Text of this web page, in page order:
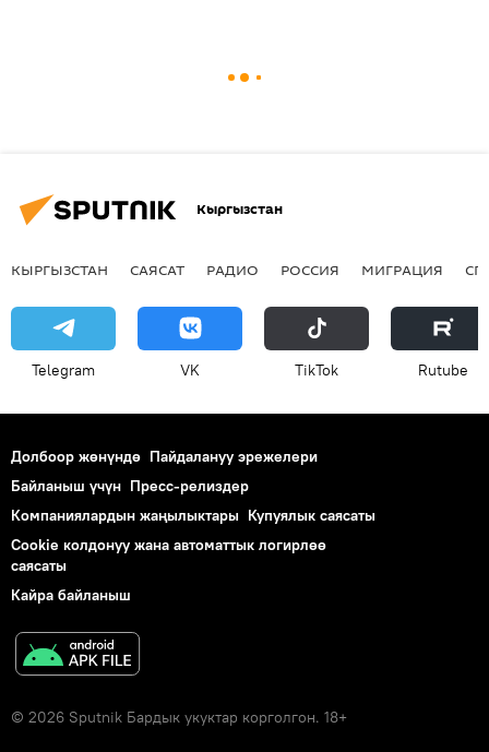
Кыргызстан
КЫРГЫЗСТАН САЯСАТ РАДИО РОССИЯ МИГРАЦИЯ
Telegram VK ТikТоk Rutube
Долбоор жөнүндө Пайдалануу эрежелери
Байланыш үчүн Пресс-релиздер
Компаниялардын жаңылыктары Купуялык саясаты
Cookie колдонуу жана автоматтык логирлөө
саясаты
Кайра байланыш
© 2026 Sputnik Бардык укуктар корголгон. 18+